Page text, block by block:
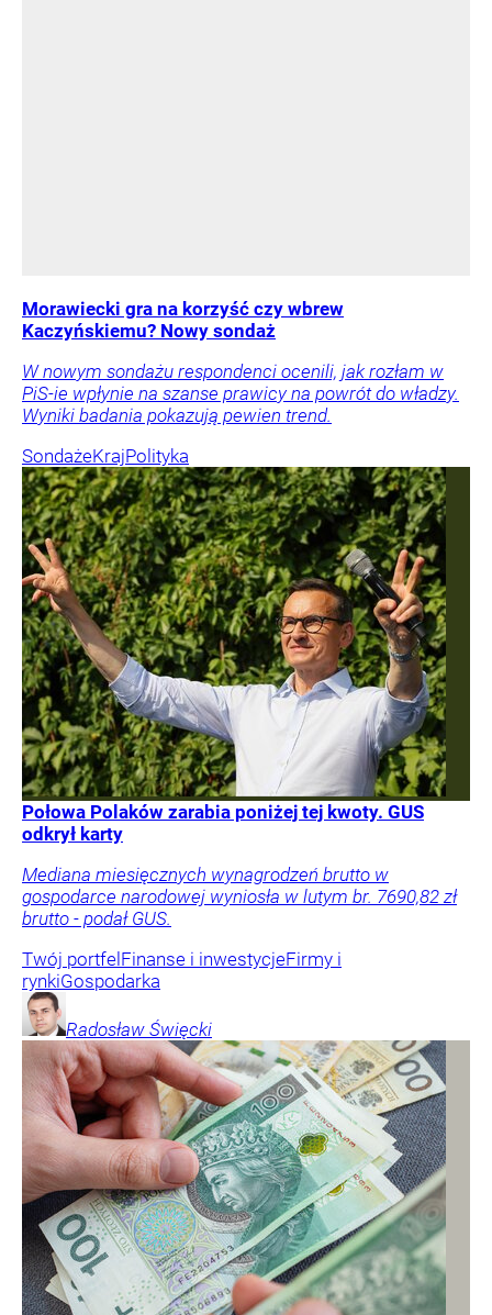
Morawiecki gra na korzyść czy wbrew
Kaczyńskiemu? Nowy sondaż
W nowym sondażu respondenci ocenili, jak rozłam w
PiS-ie wpłynie na szanse prawicy na powrót do władzy.
Wyniki badania pokazują pewien trend.
SondażeKrajPolityka
Połowa Polaków zarabia poniżej tej kwoty. GUS
odkrył karty
Mediana miesięcznych wynagrodzeń brutto w
gospodarce narodowej wyniosła w lutym br. 7690,82 zł
brutto - podał GUS.
Twój portfelFinanse i inwestycjeFirmy i
rynkiGospodarka
Radosław Święcki